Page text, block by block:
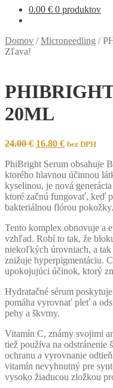
0.00 € 0 produktov
Domov /Microneedling /
Zľava!
20ML
24.00€ Original
was:
24.00 €.
16.80 €Current
is:
16.80 €.
bez DPH
PhiBright Serum obsahuje
ktorého hlavnou účinnou
kyselinou, je nová
ktoré začnú fungovať, keď
bakteriálnou flórou pokožky.
Tento komplex obnovuje a
vzhľad. Robí to tak, že
niekoľkých úrovniach, a tak
znižuje hyperpigmentáciu.
upokojujúci účinok, ktorý
Hydratačné sérum
pomáha vyrovnať pleť a
pehy a škvrny.
Vitamín C, známy svojimi
tiež používa na odstránenie
ochranu a vyrovnanie
vitamín nevyhnutný pre
vysoko žiaducou zložkou